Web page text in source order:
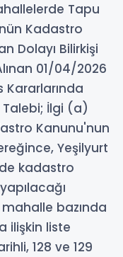
Tapu
Kadastro
Dolayı Bilirkişi
01/04/2026
Kararlarında
Talebi; İlgi (a)
Kanunu'nun
Yeşilyurt
kadastro
bazında
ilişkin liste
128 ve 129